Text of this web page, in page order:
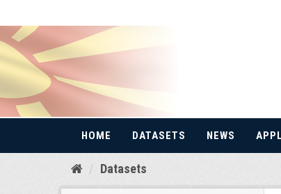
Skip
HOME DATASETS NEWS
Datasets